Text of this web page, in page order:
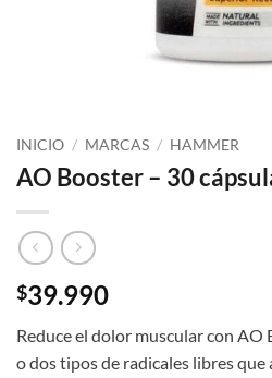
INICIO / MARCAS / HAMMER
AO Booster – 30
$39.990
Reduce el dolor muscular con
o dos tipos de radicales libres